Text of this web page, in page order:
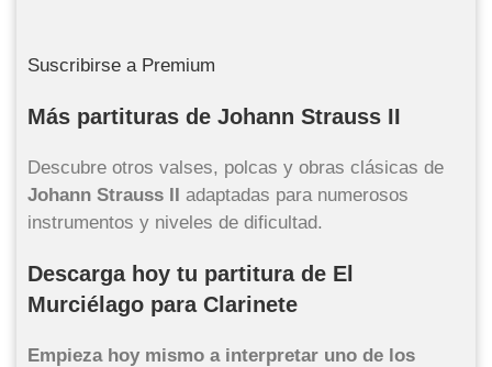
Suscribirse a Premium
Más partituras de Johann Strauss II
Descubre otros valses, polcas y obras clásicas de
Johann Strauss II adaptadas para numerosos
instrumentos y niveles de dificultad.
Descarga hoy tu partitura de El
Murciélago para Clarinete
Empieza hoy mismo a interpretar uno de los